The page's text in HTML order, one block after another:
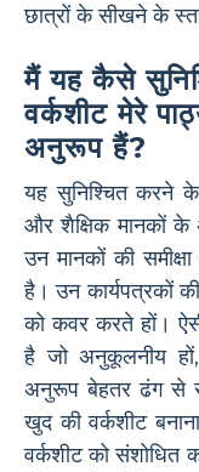
छात्रों के सीखने के
मैं यह कैसे
वर्कशीट मेरे
अनुरूप हैं?
यह सुनिश्चित करने
और शैक्षिक मानकों
उन मानकों की
है। उन कार्यपत्रकों
को कवर करते हों।
है जो अनुकूलनीय
अनुरूप बेहतर ढंग से
खुद की वर्कशीट
वर्कशीट को